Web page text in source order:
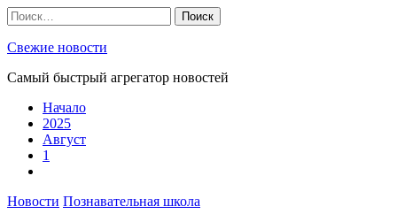
Skip
to
content
Найти:
Свежие новости
Самый быстрый агрегатор новостей
Начало
2025
Август
1
Новости Познавательная школа